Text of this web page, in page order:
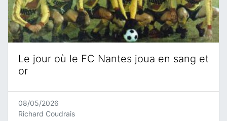
Le jour où le FC Nantes joua en sang et
or
08/05/2026
Richard Coudrais